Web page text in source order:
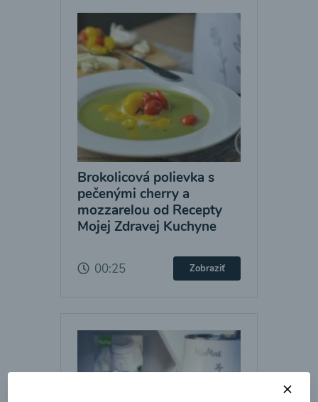
Brokolicová polievka s
pečenými cherry a
mozzarelou od Recepty
Mojej Zdravej Kuchyne
00:25 Zobraziť